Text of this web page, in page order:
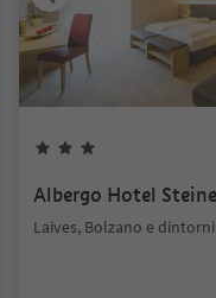
Albergo Hotel
Laives, Bolzano e dintorni